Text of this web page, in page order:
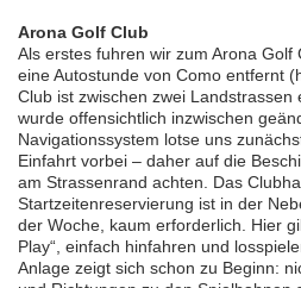
Arona Golf Club
Als erstes fuhren wir zum Arona Golf
eine Autostunde von Como entfernt
Club ist zwischen zwei
wurde offensichtlich inzwischen
Navigationssystem lotse uns
Einfahrt vorbei – daher auf die
am Strassenrand achten. Das
Startzeitenreservierung ist in der
der Woche, kaum erforderlich. Hier
Play“, einfach hinfahren und
Anlage zeigt sich schon zu Beginn: